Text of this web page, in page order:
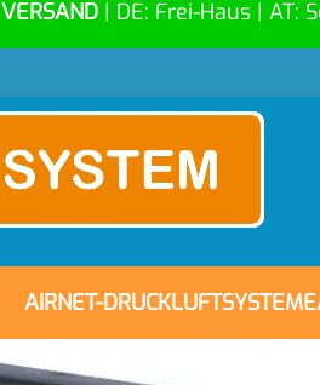
VERSAND | DE: Frei-Haus | AT:
AIRNET-DRUCKLUFTSYSTEME